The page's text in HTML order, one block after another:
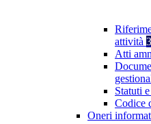
attività
Atti
Statuti
Codice
Oneri